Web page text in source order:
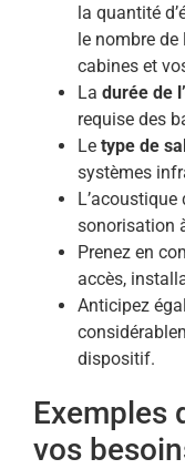
la quantité
le nombre
cabines et
La durée de
requise des
Le type de
systèmes
sonorisation
Prenez en
accès,
Anticipez
dispositif.
Exemples
vos